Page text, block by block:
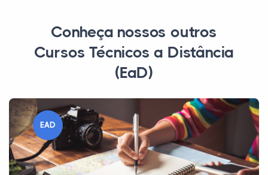
Conheça nossos outros
Cursos Técnicos a Distância
(EaD)
EAD